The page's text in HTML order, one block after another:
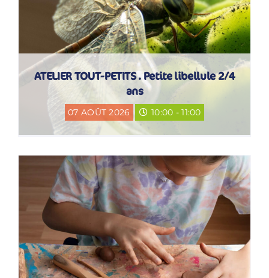
ATELIER TOUT-PETITS . Petite libellule 2/4
ans
07 AOÛT 2026 10:00 - 11:00